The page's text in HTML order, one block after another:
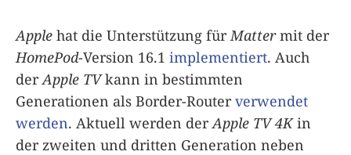
Apple hat die Unterstützung für Mattermit der
HomePod-Version 16.1 implementiert. Auch
derApple TVkann in bestimmten
Generationen als Border-Routerverwendet
werden. Aktuell werden derApple TV 4Kin
der zweiten und dritten Generation neben